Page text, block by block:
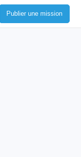
Publier une mission